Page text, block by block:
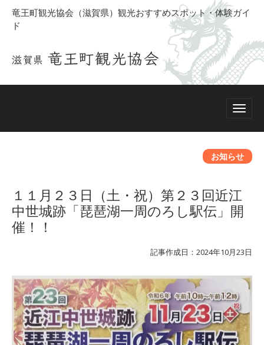
竜王町観光協会（滋賀県）観光おすすめスポット・体験ガイ
ド
お知らせ
１１月２３日（土・祝）第２３回近江
中世城跡「琵琶湖一周のろし駅伝」開
催！！
記事作成日：2024年10月23日